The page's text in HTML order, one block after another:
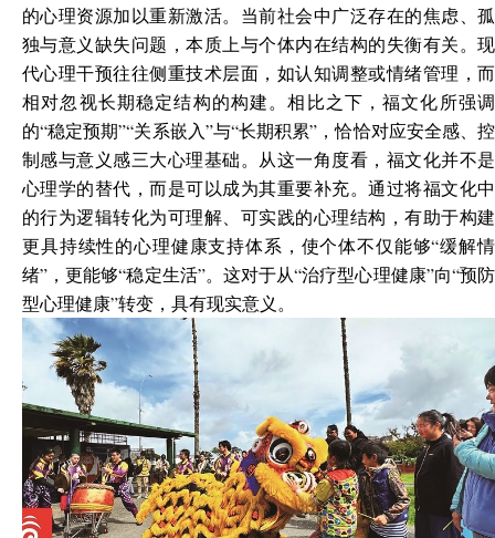
的心理资源加以重新激活。当前社会中广泛存在的焦虑、孤
独与意义缺失问题，本质上与个体内在结构的失衡有关。现
代心理干预往往侧重技术层面，如认知调整或情绪管理，而
相对忽视长期稳定结构的构建。相比之下，福文化所强调
的“稳定预期”“关系嵌入”与“长期积累”，恰恰对应安全感、控
制感与意义感三大心理基础。从这一角度看，福文化并不是
心理学的替代，而是可以成为其重要补充。通过将福文化中
的行为逻辑转化为可理解、可实践的心理结构，有助于构建
更具持续性的心理健康支持体系，使个体不仅能够“缓解情
绪”，更能够“稳定生活”。这对于从“治疗型心理健康”向“预防
型心理健康”转变，具有现实意义。